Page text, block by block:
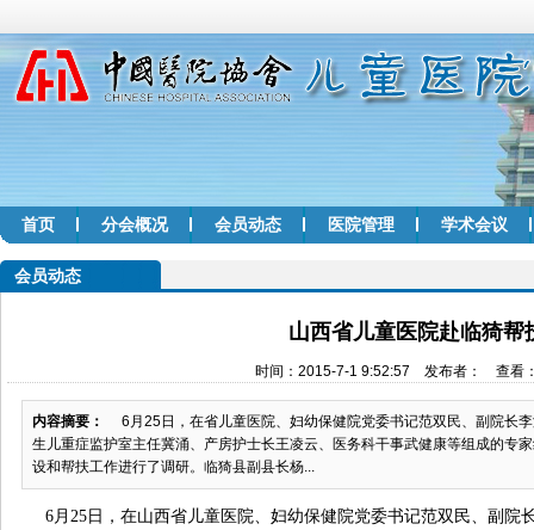
首页 分会概况 会员动态 医院管理 学术会议
会员动态
山西省儿童医院赴临猗帮
时间：2015-7-1 9:52:57 发布者： 查看
内容摘要：
6月25日，在省儿童医院、妇幼保健院党委书记范双民、副院长
生儿重症监护室主任冀涌、产房护士长王凌云、医务科干事武健康等组成的专
设和帮扶工作进行了调研。临猗县副县长杨...
6月 25 日，在山西省儿童医院、妇幼保健院党委书记范双民、副院